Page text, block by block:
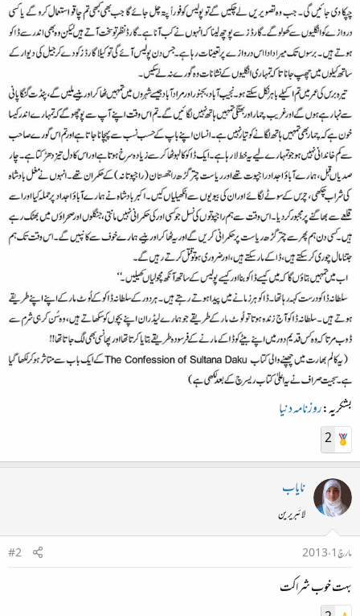
بشکریہ:روزنامہ دنیا
2
نایاب
لائبریرین
مارچ 1، 2013
#2
بہت خوب شراکت